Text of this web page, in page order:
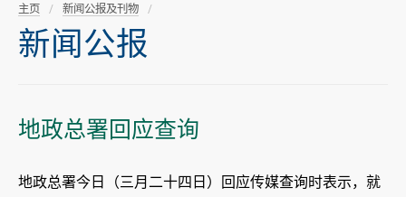
主页 新闻公报及刊物
新闻公报
地政总署回应查询
地政总署今日（三月二十四日）回应传媒查询时表示，就